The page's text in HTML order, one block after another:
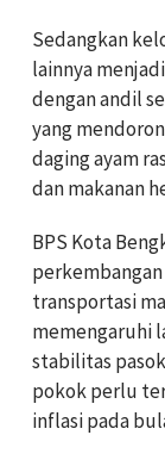
Sedangkan
lainnya
dengan andil
yang
daging ayam
dan makanan
BPS Kota
transportasi
memengaruhi
stabilitas
pokok perlu
inflasi pada